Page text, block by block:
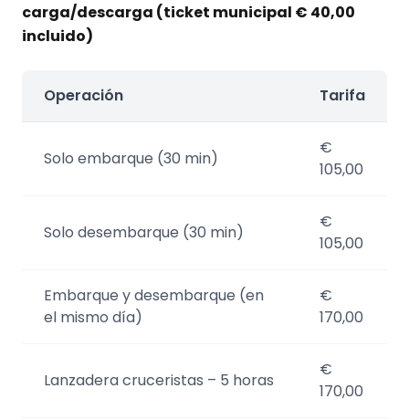
carga/descarga (ticket municipal € 40,00
incluido)
Operación Tarifa
Solo embarque (30 min)
€
105,00
Solo desembarque (30 min)
€
105,00
Embarque y desembarque (en
el mismo día)
€
170,00
Lanzadera cruceristas – 5 horas
€
170,00